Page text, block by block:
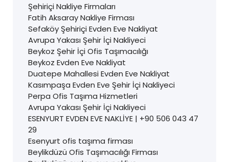
Şehiriçi Nakliye Firmaları
Fatih Aksaray Nakliye Firması
Sefaköy Şehiriçi Evden Eve Nakliyat
Avrupa Yakası Şehir İçi Nakliyeci
Beykoz Şehir İçi Ofis Taşımacılığı
Beykoz Evden Eve Nakliyat
Duatepe Mahallesi Evden Eve Nakliyat
Kasımpaşa Evden Eve Şehir İçi Nakliyeci
Perpa Ofis Taşıma Hizmetleri
Avrupa Yakası Şehir İçi Nakliyeci
ESENYURT EVDEN EVE NAKLİYE | +90 506 043 47
29
Esenyurt ofis taşıma firması
Beylikdüzü Ofis Taşımacılığı Firması